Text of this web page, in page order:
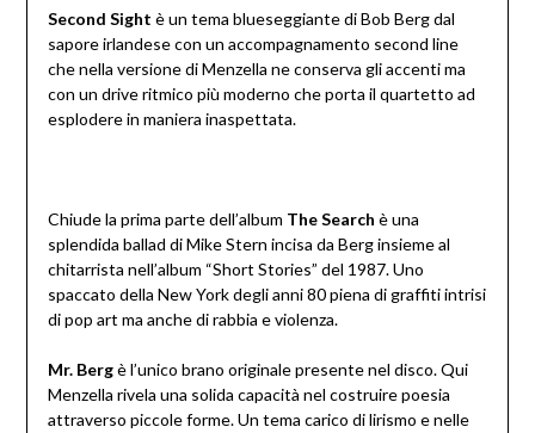
Second Sight è un tema blueseggiante di Bob Berg dal
sapore irlandese con un accompagnamento second line
che nella versione di Menzella ne conserva gli accenti ma
con un drive ritmico più moderno che porta il quartetto ad
esplodere in maniera inaspettata.
Chiude la prima parte dell’album The Search è una
splendida ballad di Mike Stern incisa da Berg insieme al
chitarrista nell’album “Short Stories” del 1987. Uno
spaccato della New York degli anni 80 piena di graffiti intrisi
di pop art ma anche di rabbia e violenza.
Mr. Bergè l’unico brano originale presente nel disco. Qui
Menzella rivela una solida capacità nel costruire poesia
attraverso piccole forme. Un tema carico di lirismo e nelle